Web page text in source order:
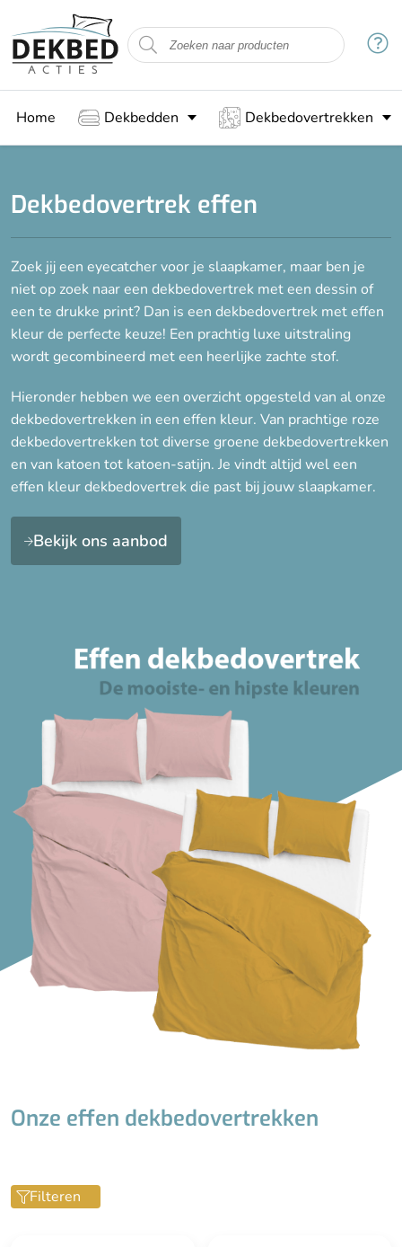
Home Dekbedden Dekbedovertrekken
Dekbedovertrek effen
Zoek jij een eyecatcher voor je slaapkamer, maar ben je
niet op zoek naar een dekbedovertrek met een dessin of
een te drukke print? Dan is een dekbedovertrek met effen
kleur de perfecte keuze! Een prachtig luxe uitstraling
wordt gecombineerd met een heerlijke zachte stof.
Hieronder hebben we een overzicht opgesteld van al onze
dekbedovertrekken in een effen kleur. Van prachtige roze
dekbedovertrekken tot diverse groene dekbedovertrekken
en van katoen tot katoen-satijn. Je vindt altijd wel een
effen kleur dekbedovertrek die past bij jouw slaapkamer.
Bekijk ons aanbod
Onze effen dekbedovertrekken
Filteren
Filteren
Maat
1-persoons (140x200/220)
Lits-jumeaux XL (260x220)
Woonstijl
Stof
Katoen
Katoen-satijn
Voor kinderen
Dessin
Strepen
Merk
Type instopstrook
Lengte incl. instopstrook